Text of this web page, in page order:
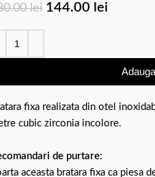
lei 144.00 lei
fixa realizata din otel
cubic zirconia incolore.
de purtare:
aceasta bratara fixa ca piesa